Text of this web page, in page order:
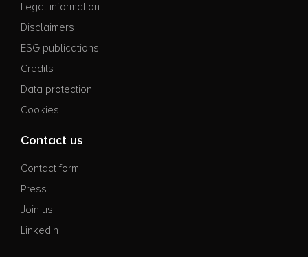
Legal information
Disclaimers
ESG publications
Credits
Data protection
Cookies
Contact us
Contact form
Press
Join us
LinkedIn